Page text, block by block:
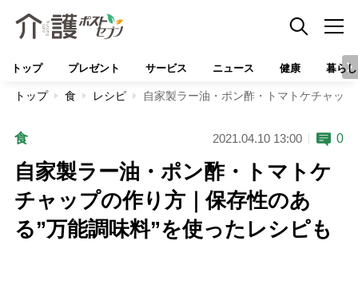
トップ プレゼント サービス ニュース 健康 暮らし
トップ 食 レシピ 自家製ラー油・ポン酢・トマトケチャッ
食 2021.04.10 13:00 0
自家製ラー油・ポン酢・トマトケ
チャップの作り方｜保存性のあ
る”万能調味料”を使ったレシピも